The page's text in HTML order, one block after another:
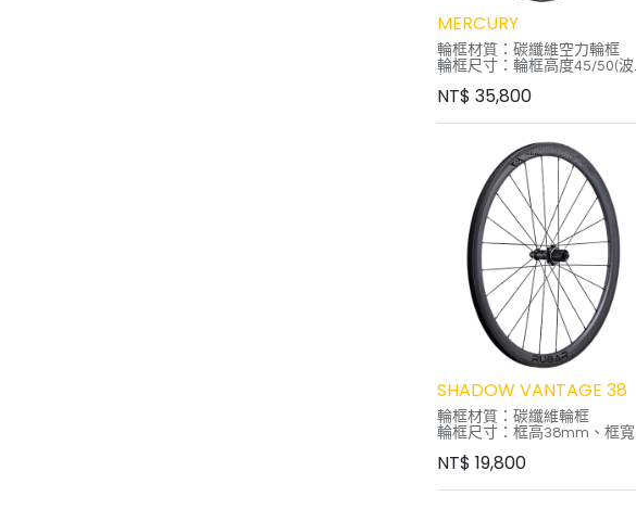
MERCURY
輪框材質：碳纖維空力輪框
輪框尺寸：輪框高度45/50(波
輪框寬度 28mm 輪框內寬
Tubeless 外胎
建議胎壓：100~110psi
花鼓軸心：QR快拆
花鼓鋼絲：5.2mm碳幅條
花鼓培林：陶瓷培林
棘輪系統：SHIMANO 11s/12s
輪組重量：1430g(不含襯帶)
附專用煞車皮
NT$ 35,800
SHADOW VANTAGE 38
輪框材質：碳纖維輪框
輪框尺寸：框高38mm、框寬
外胎款式：Clincher 或
NT$ 19,800